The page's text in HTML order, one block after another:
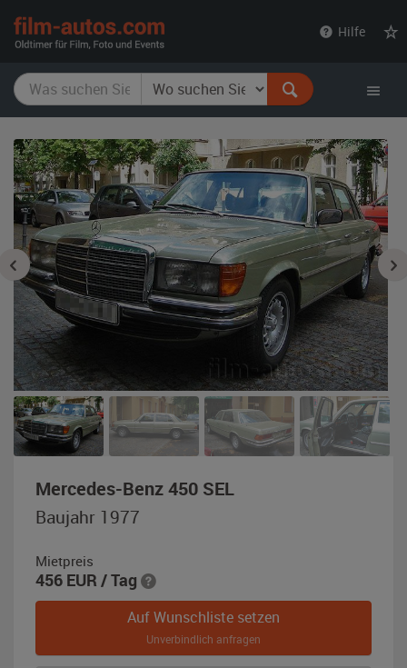
Hilfe
Mercedes-Benz 450 SEL,
Baujahr 1977
Mietpreis
456 EUR / Tag
Auf Wunschliste setzen
Unverbindlich anfragen